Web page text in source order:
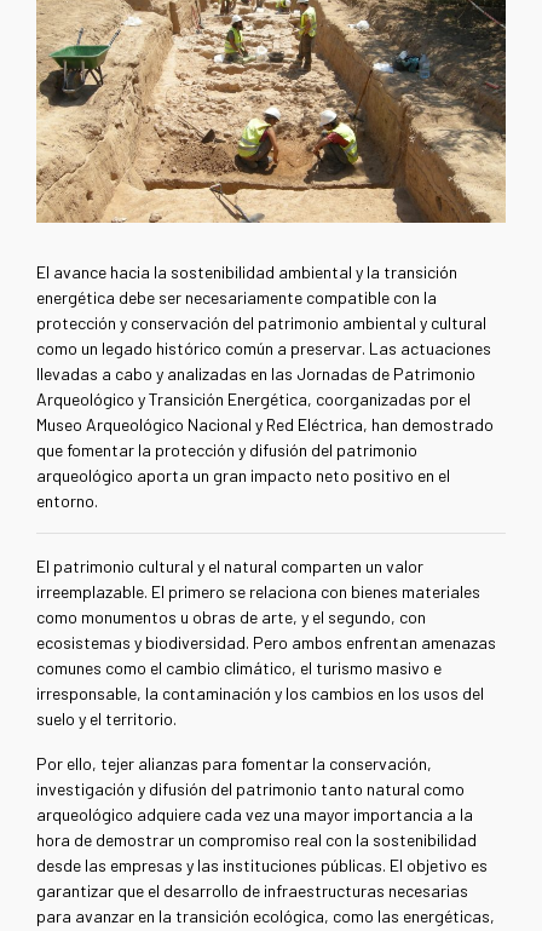
El avance hacia la sostenibilidad ambiental y la transición
energética debe ser necesariamente compatible con la
protección y conservación del patrimonio ambiental y cultural
como un legado histórico común a preservar. Las actuaciones
llevadas a cabo y analizadas en las Jornadas de Patrimonio
Arqueológico y Transición Energética, coorganizadas por el
Museo Arqueológico Nacional y Red Eléctrica, han demostrado
que fomentar la protección y difusión del patrimonio
arqueológico aporta un gran impacto neto positivo en el
entorno.
El patrimonio cultural y el natural comparten un valor
irreemplazable. El primero se relaciona con bienes materiales
como monumentos u obras de arte, y el segundo, con
ecosistemas y biodiversidad. Pero ambos enfrentan amenazas
comunes como el cambio climático, el turismo masivo e
irresponsable, la contaminación y los cambios en los usos del
suelo y el territorio.
Por ello, tejer alianzas para fomentar la conservación,
investigación y difusión del patrimonio tanto natural como
arqueológico adquiere cada vez una mayor importancia a la
hora de demostrar un compromiso real con la sostenibilidad
desde las empresas y las instituciones públicas. El objetivo es
garantizar que el desarrollo de infraestructuras necesarias
para avanzar en la transición ecológica, como las energéticas,